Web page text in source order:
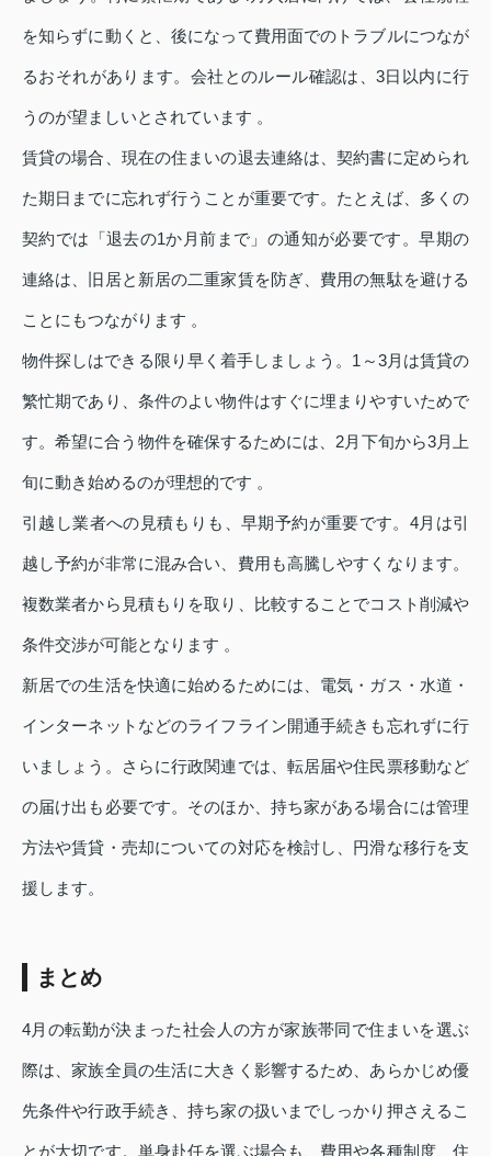
を知らずに動くと、後になって費用面でのトラブルにつなが
るおそれがあります。会社とのルール確認は、3日以内に行
うのが望ましいとされています 。
賃貸の場合、現在の住まいの退去連絡は、契約書に定められ
た期日までに忘れず行うことが重要です。たとえば、多くの
契約では「退去の1か月前まで」の通知が必要です。早期の
連絡は、旧居と新居の二重家賃を防ぎ、費用の無駄を避ける
ことにもつながります 。
物件探しはできる限り早く着手しましょう。1～3月は賃貸の
繁忙期であり、条件のよい物件はすぐに埋まりやすいためで
す。希望に合う物件を確保するためには、2月下旬から3月上
旬に動き始めるのが理想的です 。
引越し業者への見積もりも、早期予約が重要です。4月は引
越し予約が非常に混み合い、費用も高騰しやすくなります。
複数業者から見積もりを取り、比較することでコスト削減や
条件交渉が可能となります 。
新居での生活を快適に始めるためには、電気・ガス・水道・
インターネットなどのライフライン開通手続きも忘れずに行
いましょう。さらに行政関連では、転居届や住民票移動など
の届け出も必要です。そのほか、持ち家がある場合には管理
方法や賃貸・売却についての対応を検討し、円滑な移行を支
援します。
まとめ
4月の転勤が決まった社会人の方が家族帯同で住まいを選ぶ
際は、家族全員の生活に大きく影響するため、あらかじめ優
先条件や行政手続き、持ち家の扱いまでしっかり押さえるこ
とが大切です。単身赴任を選ぶ場合も、費用や各種制度、住